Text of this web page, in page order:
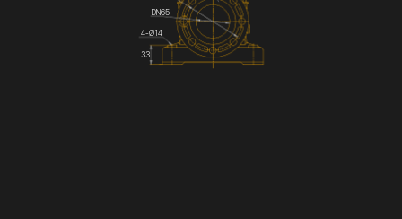
DN65
4-Ø14
33